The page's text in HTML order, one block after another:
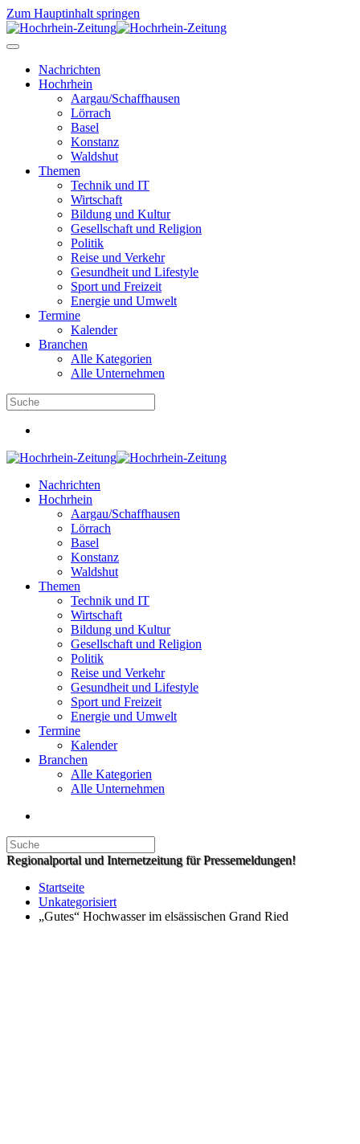
Zum Hauptinhalt springen
Nachrichten
Hochrhein
Aargau/Schaffhausen
Lörrach
Basel
Konstanz
Waldshut
Themen
Technik und IT
Wirtschaft
Bildung und Kultur
Gesellschaft und Religion
Politik
Reise und Verkehr
Gesundheit und Lifestyle
Sport und Freizeit
Energie und Umwelt
Termine
Kalender
Branchen
Alle Kategorien
Alle Unternehmen
Nachrichten
Hochrhein
Aargau/Schaffhausen
Lörrach
Basel
Konstanz
Waldshut
Themen
Technik und IT
Wirtschaft
Bildung und Kultur
Gesellschaft und Religion
Politik
Reise und Verkehr
Gesundheit und Lifestyle
Sport und Freizeit
Energie und Umwelt
Termine
Kalender
Branchen
Alle Kategorien
Alle Unternehmen
Regionalportal und Internetzeitung für Pressemeldungen!
Startseite
Unkategorisiert
„Gutes“ Hochwasser im elsässischen Grand Ried